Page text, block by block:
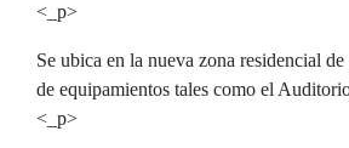
<_p>
Se ubica en la nueva zona residencial
de equipamientos tales como el
<_p>